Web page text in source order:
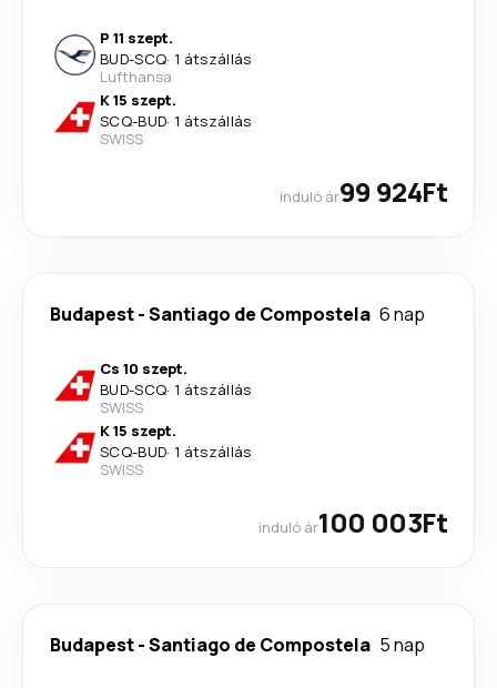
P 11 szept.
BUD-SCQ· 1 átszállás
Lufthansa
K 15 szept.
SCQ-BUD· 1 átszállás
SWISS
induló ár99 924Ft
Budapest-Santiago de Compostela 6 nap
Cs 10 szept.
BUD-SCQ· 1 átszállás
SWISS
K 15 szept.
SCQ-BUD· 1 átszállás
SWISS
induló ár100 003Ft
Budapest-Santiago de Compostela 5 nap